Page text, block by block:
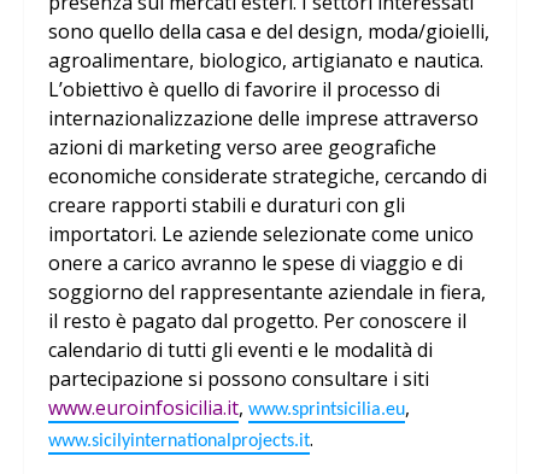
sono quello della casa e del design, moda/gioielli,
agroalimentare, biologico, artigianato e nautica.
L’obiettivo è quello di favorire il processo di
internazionalizzazione delle imprese attraverso
azioni di marketing verso aree geografiche
economiche considerate strategiche, cercando di
creare rapporti stabili e duraturi con gli
importatori. Le aziende selezionate come unico
onere a carico avranno le spese di viaggio e di
soggiorno del rappresentante aziendale in fiera,
il resto è pagato dal progetto. Per conoscere il
calendario di tutti gli eventi e le modalità di
partecipazione si possono consultare i siti
www.euroinfosicilia.it, www.sprintsicilia.eu,
www.sicilyinternationalprojects.it.